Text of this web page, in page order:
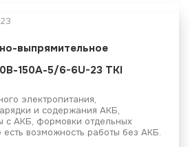
выпрямительное
150А-5/6-6U-23 TKI
электропитания,
и содержания АКБ,
с АКБ, формовки отдельных
есть возможность работы без АКБ.